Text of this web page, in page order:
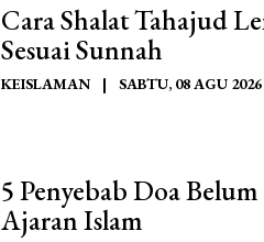
Cara Shalat Tahajud
Sesuai Sunnah
KEISLAMAN | SABTU, 08 AGU 2026
5 Penyebab Doa
Ajaran Islam